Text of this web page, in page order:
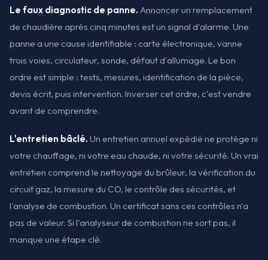
Le faux diagnostic de panne. Annoncer un remplacement
de chaudière après cinq minutes est un signal d'alarme. Une
panne a une cause identifiable : carte électronique, vanne
trois voies, circulateur, sonde, défaut d'allumage. Le bon
ordre est simple : tests, mesures, identification de la pièce,
devis écrit, puis intervention. Inverser cet ordre, c'est vendre
avant de comprendre.
L'entretien bâclé. Un entretien annuel expédié ne protège ni
votre chauffage, ni votre eau chaude, ni votre sécurité. Un vrai
entretien comprend le nettoyage du brûleur, la vérification du
circuit gaz, la mesure du CO, le contrôle des sécurités, et
l'analyse de combustion. Un certificat sans ces contrôles n'a
pas de valeur. Si l'analyseur de combustion ne sort pas, il
manque une étape clé.